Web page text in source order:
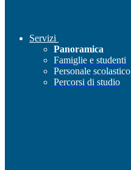
Servizi
Panoramica
Famiglie e studenti
Personale scolastico
Percorsi di studio